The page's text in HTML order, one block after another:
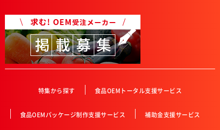
特集から探す 食品OEMトータル支援サービス
食品OEMパッケージ制作支援サービス 補助金支援サービス